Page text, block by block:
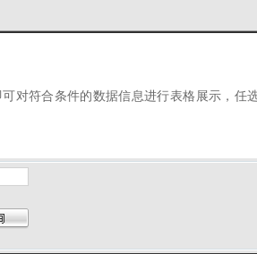
对符合条件的数据信息进行表格展示，任